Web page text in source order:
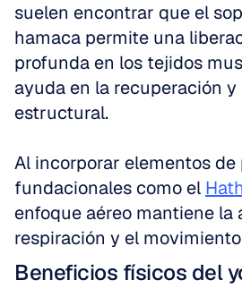
suelen encontrar que el
hamaca permite una
profunda en los tejidos
ayuda en la recuperación y
estructural.
Al incorporar elementos
fundacionales como el
enfoque aéreo mantiene la
respiración y el
Beneficios físicos del